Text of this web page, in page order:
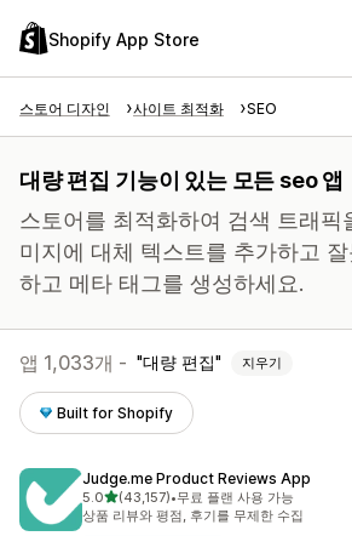
Shopify App Store
스토어 디자인 사이트 최적화 SEO
대량 편집 기능이 있는 모든 seo 앱
스토어를 최적화하여 검색 트래픽
미지에 대체 텍스트를 추가하고
하고 메타 태그를 생성하세요.
앱 1,033개 - 대량 편집 지우기
Built for Shopify
Judge.me Product Reviews App
5.0별 5개 중
(43,157)
총 리뷰 43157개
•무료 플랜 사용 가능
상품 리뷰와 평점, 후기를 무제한 수집